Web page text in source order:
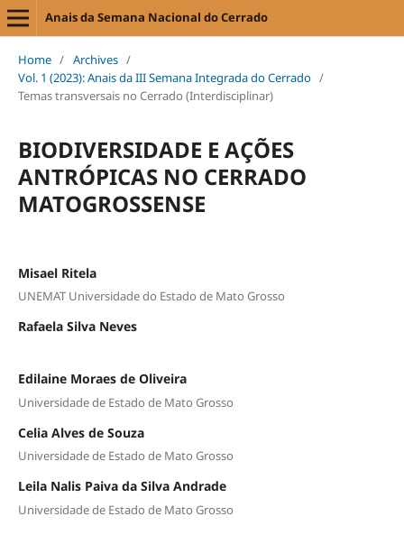
Anais da Semana Nacional do Cerrado
Home / Archives /
Vol. 1 (2023): Anais da III Semana Integrada do Cerrado /
Temas transversais no Cerrado (Interdisciplinar)
BIODIVERSIDADE E AÇÕES
ANTRÓPICAS NO CERRADO
MATOGROSSENSE
Misael Ritela
UNEMAT Universidade do Estado de Mato Grosso
Rafaela Silva Neves
Edilaine Moraes de Oliveira
Universidade de Estado de Mato Grosso
Celia Alves de Souza
Universidade de Estado de Mato Grosso
Leila Nalis Paiva da Silva Andrade
Universidade de Estado de Mato Grosso